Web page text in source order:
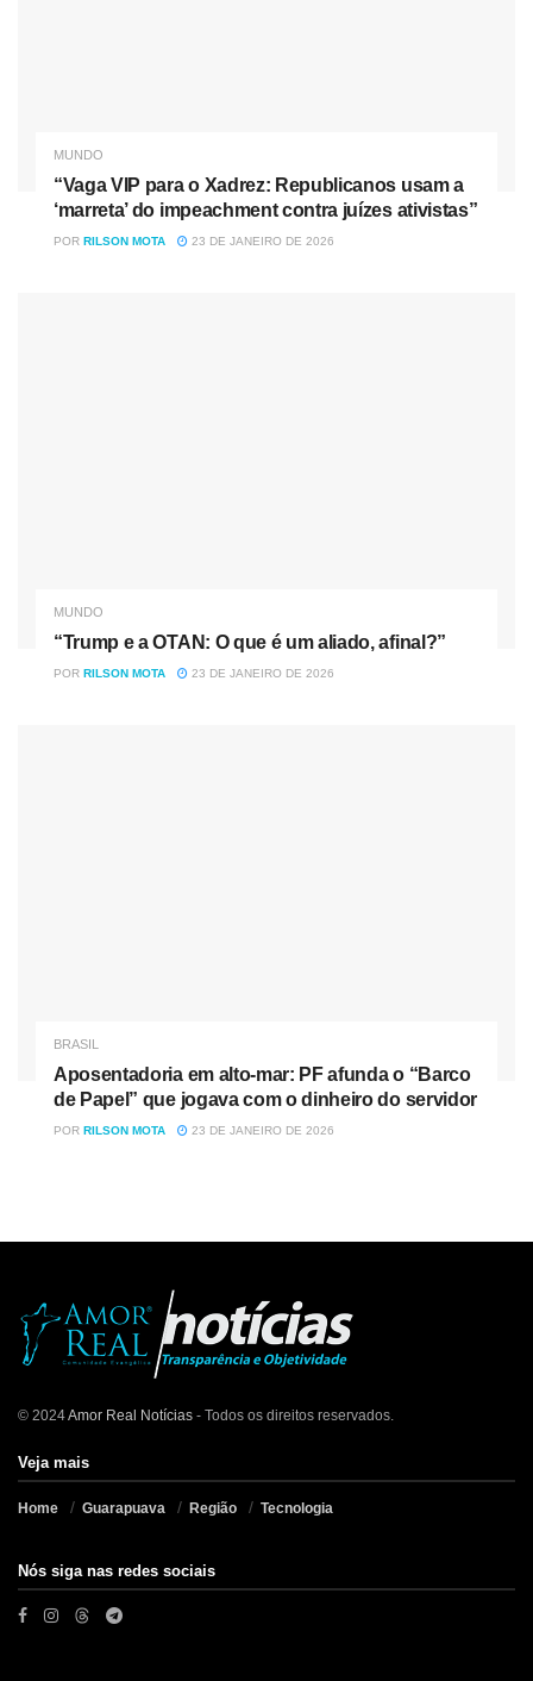
MUNDO
“Vaga VIP para o Xadrez: Republicanos usam a
‘marreta’ do impeachment contra juízes ativistas”
POR RILSON MOTA 23 DE JANEIRO DE 2026
MUNDO
“Trump e a OTAN: O que é um aliado, afinal?”
POR RILSON MOTA 23 DE JANEIRO DE 2026
BRASIL
Aposentadoria em alto-mar: PF afunda o “Barco
de Papel” que jogava com o dinheiro do servidor
POR RILSON MOTA 23 DE JANEIRO DE 2026
© 2024Amor Real Notícias - Todos os direitos reservados.
Veja mais
Home Guarapuava Região Tecnologia
Nós siga nas redes sociais